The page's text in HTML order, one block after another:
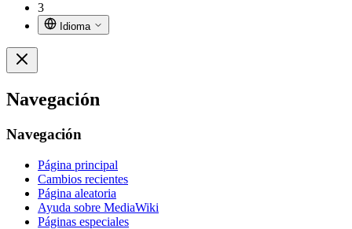
3
Idioma
Navegación
Navegación
Página principal
Cambios recientes
Página aleatoria
Ayuda sobre MediaWiki
Páginas especiales